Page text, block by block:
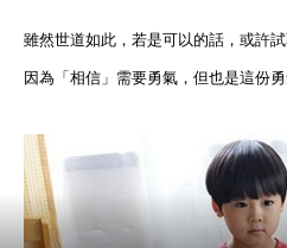
雖然世道如此，若是可以的話，或許
因為「相信」需要勇氣，但也是這份